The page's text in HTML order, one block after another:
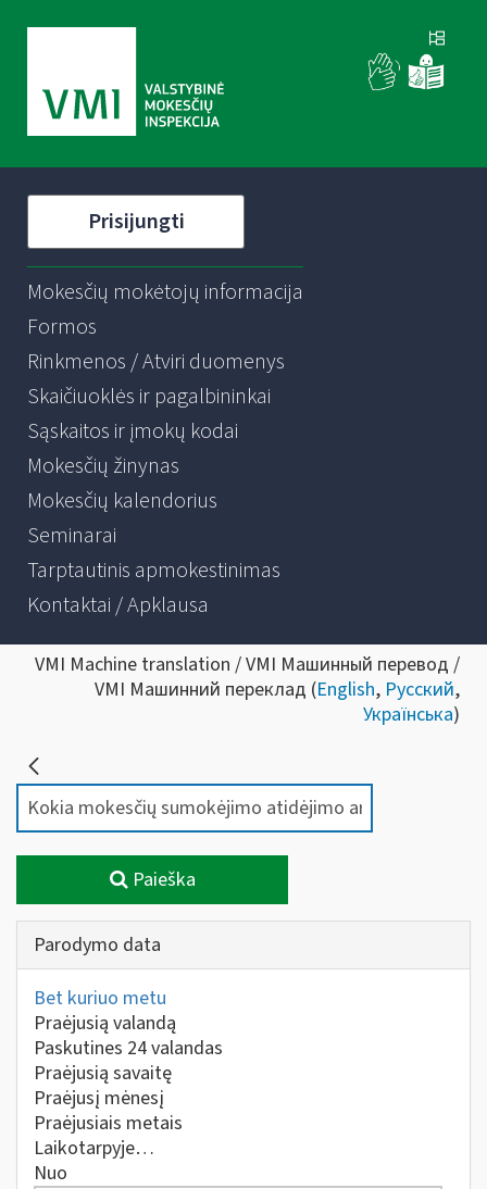
Prisijungti
Mokesčių mokėtojų informacija
Formos
Rinkmenos / Atviri duomenys
Skaičiuoklės ir pagalbininkai
Sąskaitos ir įmokų kodai
Mokesčių žinynas
Mokesčių kalendorius
Seminarai
Tarptautinis apmokestinimas
Kontaktai / Apklausa
VMI Machine translation / VMI Машинный перевод /
VMI Машинний переклад (English, Русский,
Українська)
Paieška
Parodymo data
Bet kuriuo metu
Praėjusią valandą
Paskutines 24 valandas
Praėjusią savaitę
Praėjusį mėnesį
Praėjusiais metais
Laikotarpyje…
Nuo